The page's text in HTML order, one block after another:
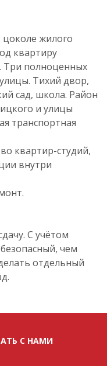
жилого
квартиру
Три полноценных
Тихий двор,
сад, школа. Район
и улицы
транспортная
квартир-студий,
внутри
С учётом
чем
отдельный
С НАМИ